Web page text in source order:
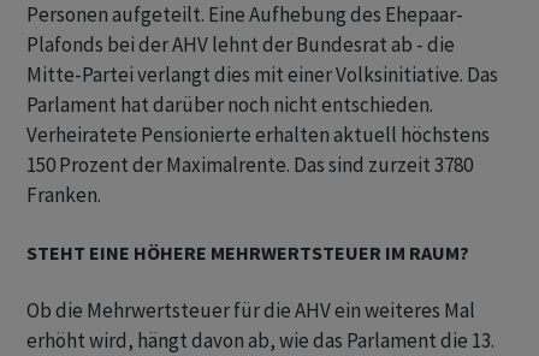
Personen aufgeteilt. Eine Aufhebung des Ehepaar-
Plafonds bei der AHV lehnt der Bundesrat ab - die
Mitte-Partei verlangt dies mit einer Volksinitiative. Das
Parlament hat darüber noch nicht entschieden.
Verheiratete Pensionierte erhalten aktuell höchstens
150 Prozent der Maximalrente. Das sind zurzeit 3780
Franken.
STEHT EINE HÖHERE MEHRWERTSTEUER IM RAUM?
Ob die Mehrwertsteuer für die AHV ein weiteres Mal
erhöht wird, hängt davon ab, wie das Parlament die 13.